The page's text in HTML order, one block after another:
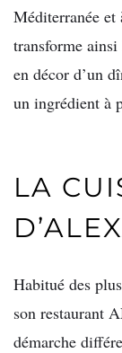
Méditerranée
transforme
en décor d’un
un ingrédient à
LA
Habitué des
son restaurant
démarche